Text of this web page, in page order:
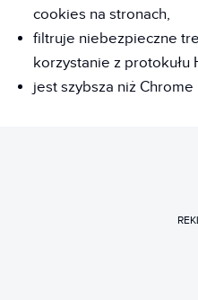
cookies na stronach,
filtruje niebezpieczne
korzystanie z protokułu
jest szybsza niż Chrome